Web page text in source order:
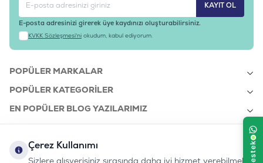
KAYIT OL
E-posta adresinizi girerek üye kaydınızı oluşturabilirsiniz.
KVKK Sözleşmesi'ni okudum, kabul ediyorum.
POPÜLER MARKALAR
POPÜLER KATEGORILER
EN POPÜLER BLOG YAZILARIMIZ
KURUMSAL
Çerez Kullanımı
Sizlere alışverişiniz sırasında daha iyi hizmet verebilmek